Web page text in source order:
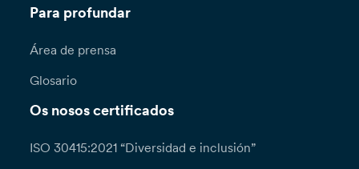
Para profundar
Área de prensa
Glosario
Os nosos certificados
ISO 30415:2021 “Diversidad e inclusión”